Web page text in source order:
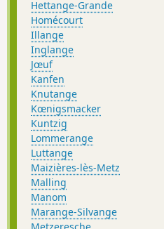
Hettange-Grande
Homécourt
Illange
Inglange
Jœuf
Kanfen
Knutange
Kœnigsmacker
Kuntzig
Lommerange
Luttange
Maizières-lès-Metz
Malling
Manom
Marange-Silvange